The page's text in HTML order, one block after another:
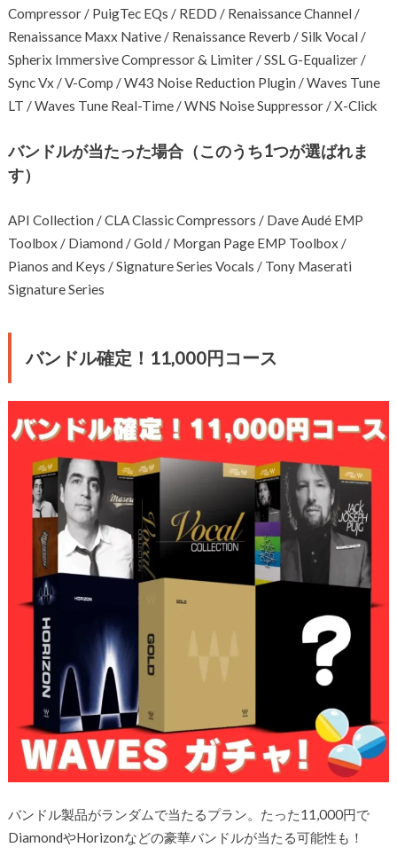
Compressor / PuigTec EQs / REDD / Renaissance Channel /
Renaissance Maxx Native / Renaissance Reverb / Silk Vocal /
Spherix Immersive Compressor & Limiter / SSL G-Equalizer /
Sync Vx / V-Comp / W43 Noise Reduction Plugin / Waves Tune
LT / Waves Tune Real-Time / WNS Noise Suppressor / X-Click
バンドルが当たった場合（このうち1つが選ばれま
す）
API Collection / CLA Classic Compressors / Dave Audé EMP
Toolbox / Diamond / Gold / Morgan Page EMP Toolbox /
Pianos and Keys / Signature Series Vocals / Tony Maserati
Signature Series
バンドル確定！11,000円コース
バンドル製品がランダムで当たるプラン。たった11,000円で
DiamondやHorizonなどの豪華バンドルが当たる可能性も！